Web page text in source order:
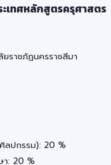
เทศหลักสูตรครุศาสตร
ยราชภัฏนครราชสีมา
ลปกรรม): 20 %
: 20 %